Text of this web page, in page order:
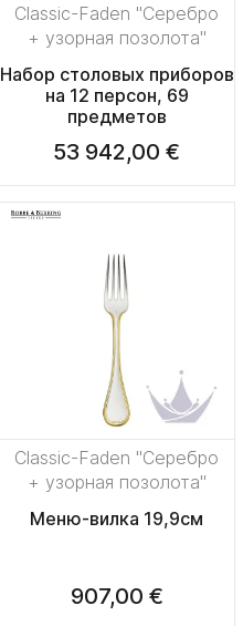
Classic-Faden "Серебро
+ узорная позолота"
Набор столовых приборов
на 12 персон, 69
предметов
53 942,00 €
Classic-Faden "Серебро
+ узорная позолота"
Меню-вилка 19,9см
907,00 €